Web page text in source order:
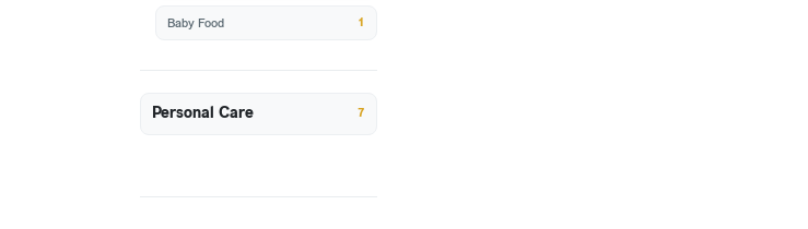
Baby Food 1
Personal Care 7